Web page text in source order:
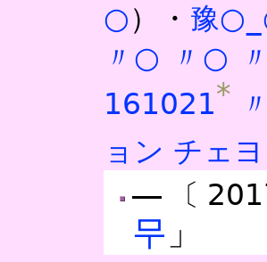
○）・ 豫○
〃○
〃○ 〃
161021* 〃
ョン チェ
―〔
무 」